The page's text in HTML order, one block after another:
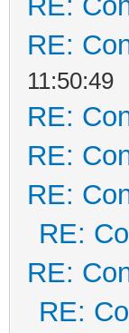
RE:
11:50:49
RE:
RE:
RE:
RE:
RE:
RE: